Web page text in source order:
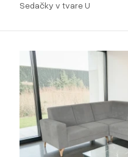
Sedačky v tvare U